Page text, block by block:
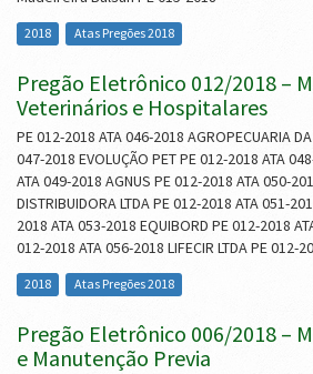
2018 Atas Pregões 2018
Pregão Eletrônico 012/2018 –
Veterinários e Hospitalares
PE 012-2018 ATA 046-2018 AGROPECUARIA
047-2018 EVOLUÇÃO PET PE 012-2018 ATA
ATA 049-2018 AGNUS PE 012-2018 ATA 050-
DISTRIBUIDORA LTDA PE 012-2018 ATA 051-
2018 ATA 053-2018 EQUIBORD PE 012-2018
012-2018 ATA 056-2018 LIFECIR LTDA PE 012-
2018 Atas Pregões 2018
Pregão Eletrônico 006/2018 –
e Manutenção Previa